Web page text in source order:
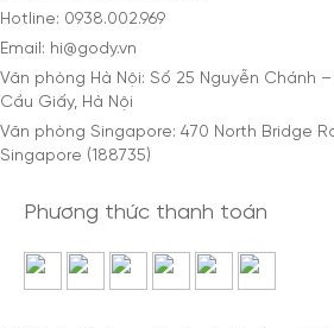
Hotline: 0938.002.969
Email: hi@gody.vn
Văn phòng Hà Nội: Số 25 Nguyễn Chánh
Cầu Giấy, Hà Nội
Văn phòng Singapore: 470 North Bridge
Singapore (188735)
Phương thức thanh toán